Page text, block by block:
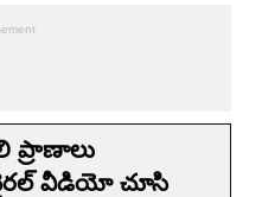
ప్రాణాలు
వైరల్ వీడియో చూసి